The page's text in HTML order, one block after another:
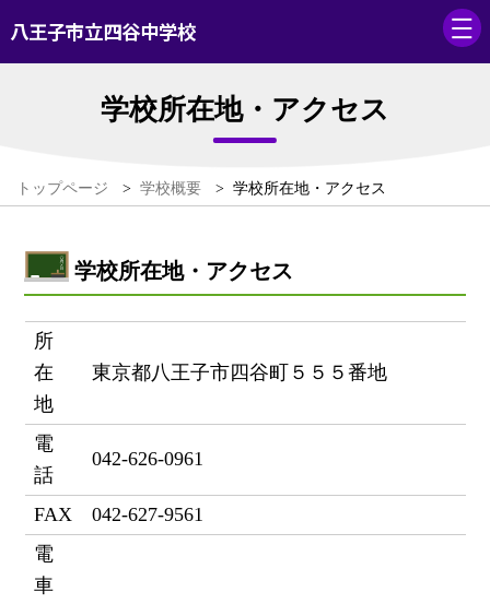
八王子市立四谷中学校
学校所在地・アクセス
トップページ > 学校概要 > 学校所在地・アクセス
学校所在地・アクセス
所
在
地
東京都八王子市四谷町５５５番地
電
話
042-626-0961
FAX
042-627-9561
電
車